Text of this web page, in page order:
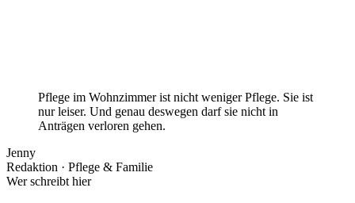
Pflege im Wohnzimmer ist nicht weniger Pflege. Sie ist
nur leiser. Und genau deswegen darf sie nicht in
Anträgen verloren gehen.
Jenny
Redaktion · Pflege & Familie
Wer schreibt hier